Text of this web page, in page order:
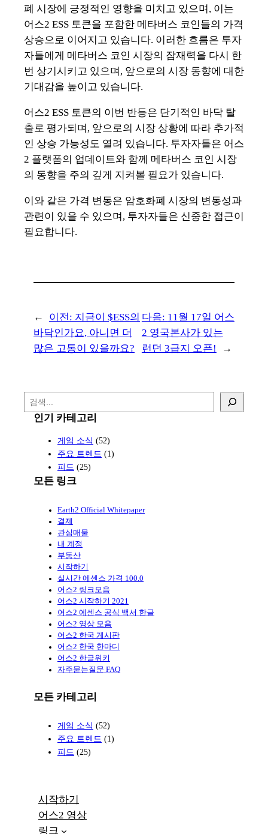
폐 시장에 긍정적인 영향을 미치고 있으며, 이는
어스2 ESS 토큰을 포함한 메타버스 코인들의 가격
상승으로 이어지고 있습니다. 이러한 흐름은 투자
자들에게 메타버스 코인 시장의 잠재력을 다시 한
번 상기시키고 있으며, 앞으로의 시장 동향에 대한
기대감을 높이고 있습니다.
어스2 ESS 토큰의 이번 반등은 단기적인 바닥 탈
출로 평가되며, 앞으로의 시장 상황에 따라 추가적
인 상승 가능성도 열려 있습니다. 투자자들은 어스
2 플랫폼의 업데이트와 함께 메타버스 코인 시장
의 동향을 주의 깊게 지켜볼 필요가 있습니다.
이와 같은 가격 변동은 암호화폐 시장의 변동성과
관련이 있을 수 있으며, 투자자들은 신중한 접근이
필요합니다.
← 이전: 지금이 $ESS의
바닥인가요, 아니면 더
많은 고통이 있을까요?
다음: 11월 17일 어스
2 영국본사가 있는
런던 3급지 오픈!
→
검
색인기 카테고리
게임 소식 (52)
주요 트렌드 (1)
피드 (25)
모든 링크
Earth2 Official Whitepaper
결제
관심매물
내 계정
부동산
시작하기
실시간 에센스 가격 100.0
어스2 링크모음
어스2 시작하기 2021
어스2 에센스 공식 백서 한글
어스2 영상 모음
어스2 한국 게시판
어스2 한국 한마디
어스2 한글위키
자주묻는질문 FAQ
모든 카테고리
게임 소식 (52)
주요 트렌드 (1)
피드 (25)
시작하기
어스2 영상
링크